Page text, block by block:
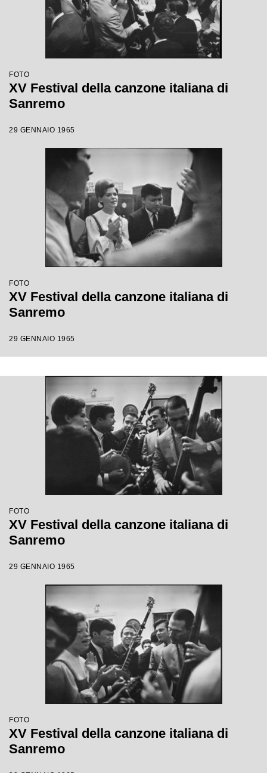
FOTO
XV Festival della canzone italiana di
Sanremo
29 GENNAIO 1965
FOTO
XV Festival della canzone italiana di
Sanremo
29 GENNAIO 1965
FOTO
XV Festival della canzone italiana di
Sanremo
29 GENNAIO 1965
FOTO
XV Festival della canzone italiana di
Sanremo